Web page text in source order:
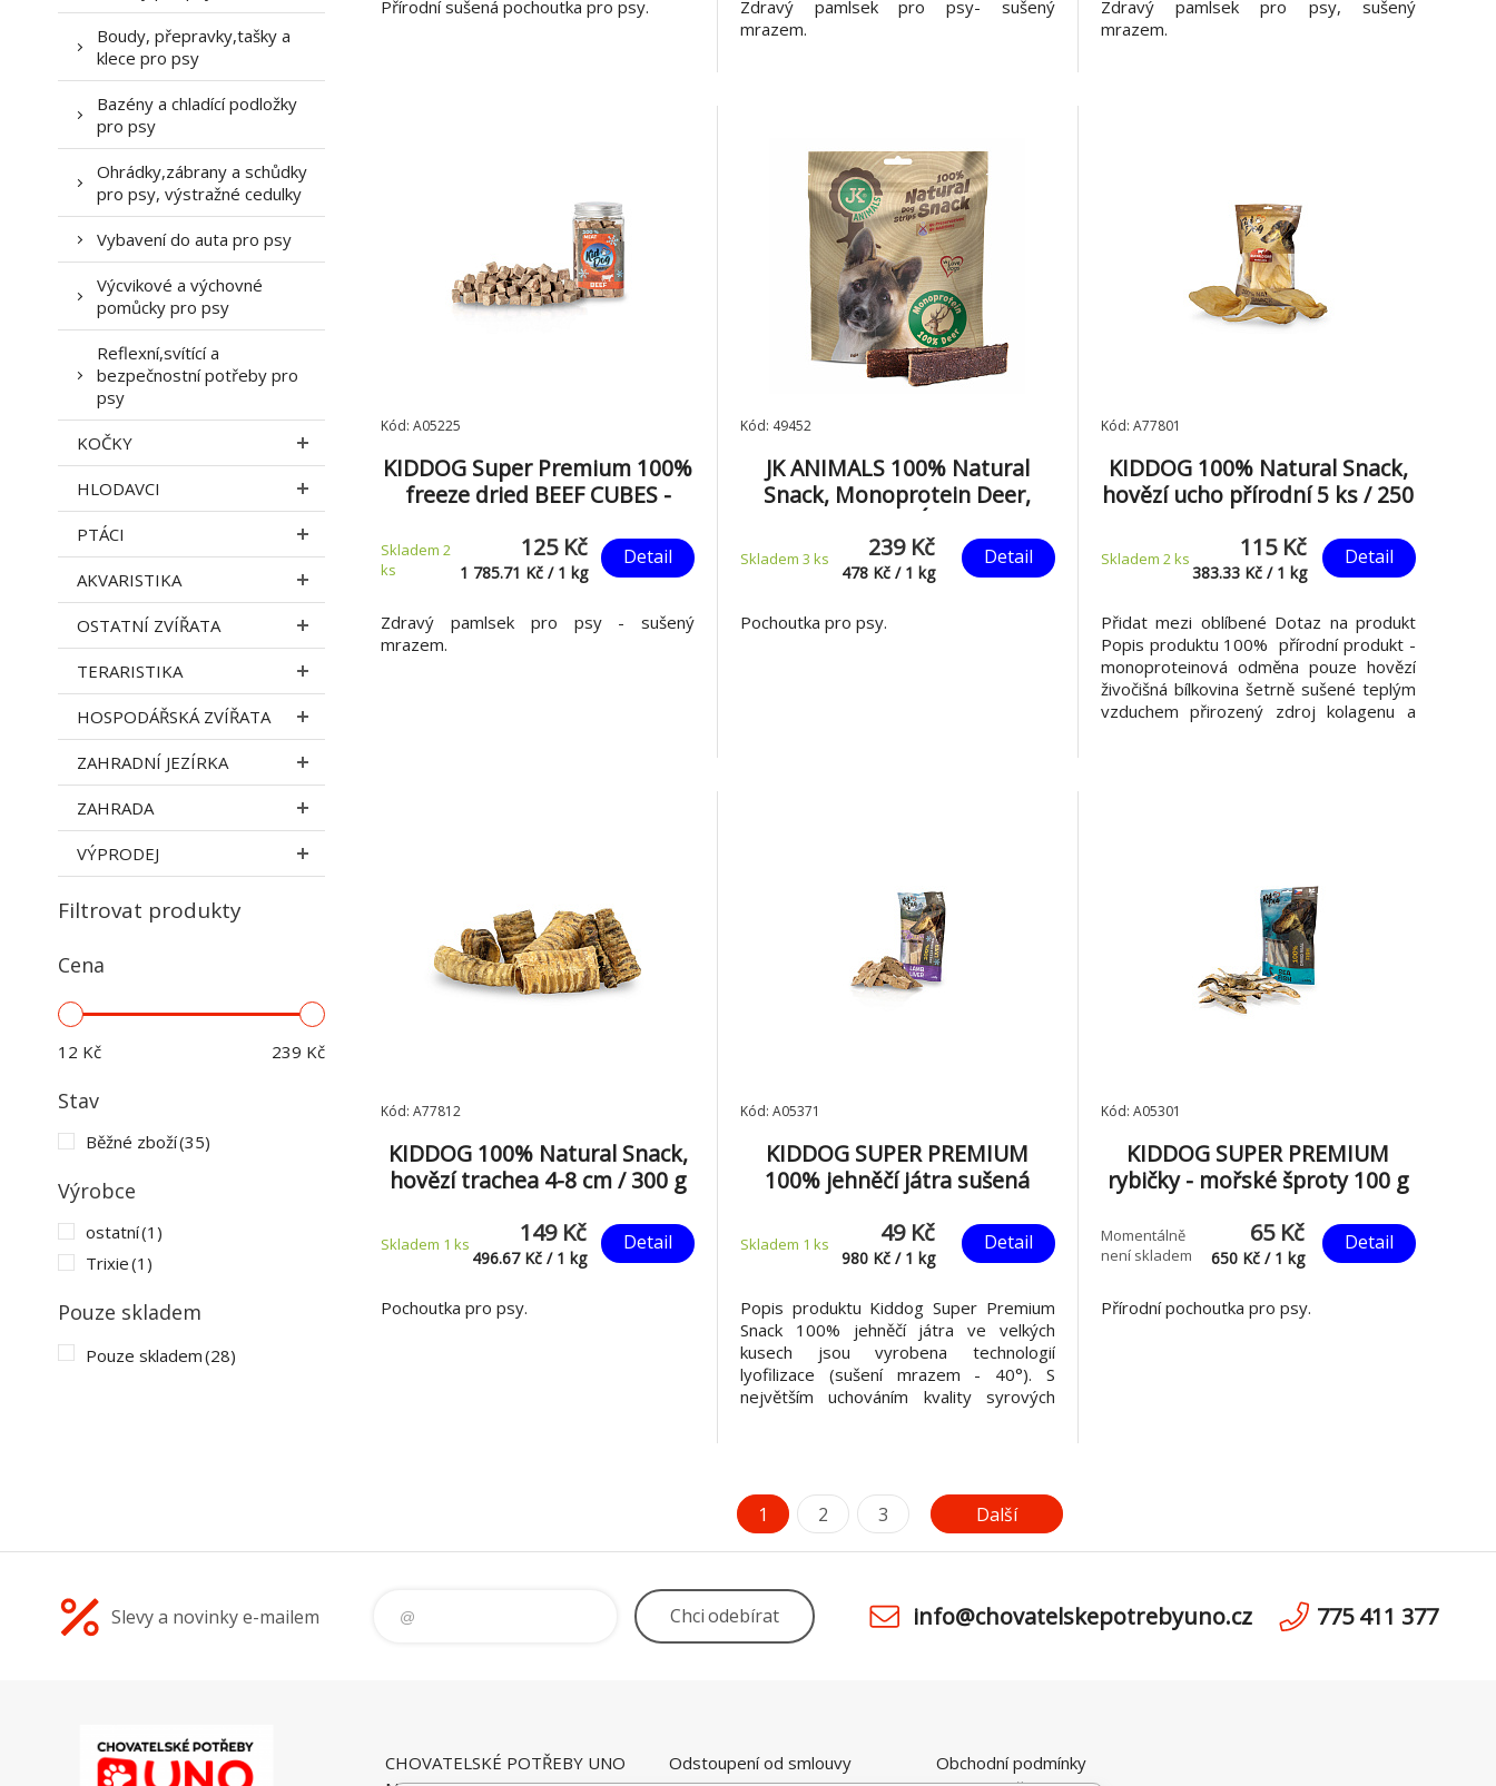
Boudy, přepravky,tašky a
klece pro psy
Bazény a chladící podložky
pro psy
Ohrádky,zábrany a schůdky
pro psy, výstražné cedulky
Vybavení do auta pro psy
Výcvikové a výchovné
pomůcky pro psy
Reflexní,svítící a
bezpečnostní potřeby pro
psy
KOČKY
HLODAVCI
PTÁCI
AKVARISTIKA
OSTATNÍ ZVÍŘATA
TERARISTIKA
HOSPODÁŘSKÁ ZVÍŘATA
ZAHRADNÍ JEZÍRKA
ZAHRADA
VÝPRODEJ
Filtrovat produkty
Cena
12 Kč 239 Kč
Stav
Běžné zboží(35)
Výrobce
ostatní(1)
Trixie(1)
Pouze skladem
Pouze skladem(28)
Přírodní sušená pochoutka pro psy.
Zdravý pamlsek pro psy- sušený
mrazem.
Zdravý pamlsek pro psy, sušený
mrazem.
Kód: A05225
KIDDOG Super Premium 100%
freeze dried BEEF CUBES -
mrazem 70 g
Skladem 2
ks
125 Kč
1 785.71 Kč / 1 kg
Detail
Zdravý pamlsek pro psy - sušený
mrazem.
Kód: 49452
JK ANIMALS 100% Natural
Snack, Monoprotein Deer,
Skladem 3ks 239 Kč
478 Kč / 1 kg
Detail
Pochoutka pro psy.
Kód: A77801
KIDDOG 100% Natural Snack,
hovězí ucho přírodní 5 ks / 250
Skladem 2ks 115 Kč
383.33 Kč / 1 kg
Detail
Přidat mezi oblíbené Dotaz na produkt
Popis produktu 100% přírodní produkt -
monoproteinová odměna pouze hovězí
živočišná bílkovina šetrně sušené teplým
vzduchem přirozený zdroj kolagenu a
Kód: A77812
KIDDOG 100% Natural Snack,
hovězí trachea 4-8 cm / 300 g
Skladem 1 ks 149 Kč
496.67 Kč / 1 kg
Detail
Pochoutka pro psy.
Kód: A05371
KIDDOG SUPER PREMIUM
100% jehněčí játra sušená
Skladem 1ks 49 Kč
980 Kč / 1 kg
Detail
Popis produktu Kiddog Super Premium
Snack 100% jehněčí játra ve velkých
kusech jsou vyrobena technologií
lyofilizace (sušení mrazem - 40°). S
největším uchováním kvality syrových
Kód: A05301
KIDDOG SUPER PREMIUM
rybičky - mořské šproty 100 g
Momentálně
není skladem
65 Kč
650 Kč / 1 kg
Detail
Přírodní pochoutka pro psy.
1 2 3 Další
Slevy a novinky e-mailem Chciodebírat info@chovatelskepotrebyuno.cz 775 411 377
CHOVATELSKÉ POTŘEBY UNO
Odstoupení od smlouvy
Obchodní podmínky